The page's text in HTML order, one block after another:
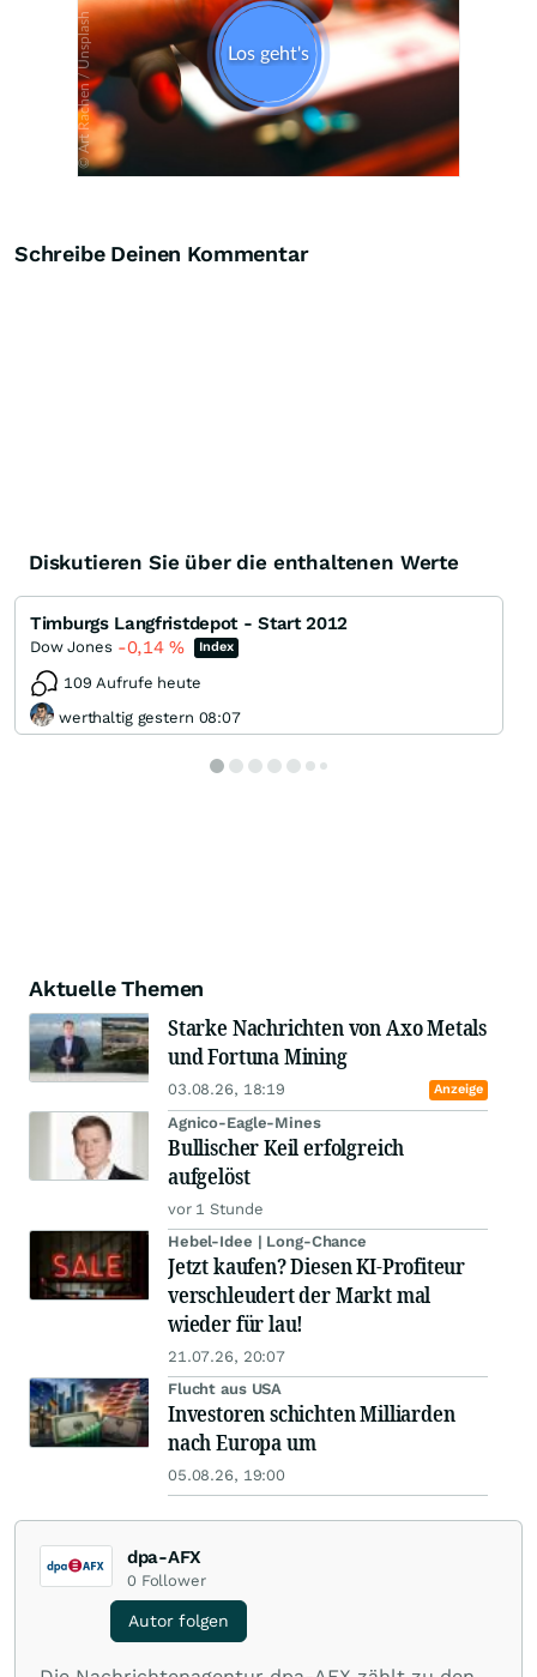
Schreibe Deinen Kommentar
Diskutieren Sie über die enthaltenen Werte
Timburgs Langfristdepot - Start 2012
Dow Jones -0,14% Index
109 Aufrufe heute
werthaltig gestern 08:07
Aktuelle Themen
Starke Nachrichten von Axo Metals
und Fortuna Mining
03.08.26, 18:19 Anzeige
Agnico-Eagle-Mines
Bullischer Keil erfolgreich
aufgelöst
vor 1 Stunde
Hebel-Idee | Long-Chance
Jetzt kaufen? Diesen KI-Profiteur
verschleudert der Markt mal
wieder für lau!
21.07.26, 20:07
Flucht aus USA
Investoren schichten Milliarden
nach Europa um
05.08.26, 19:00
dpa-AFX
0 Follower
Autor folgen